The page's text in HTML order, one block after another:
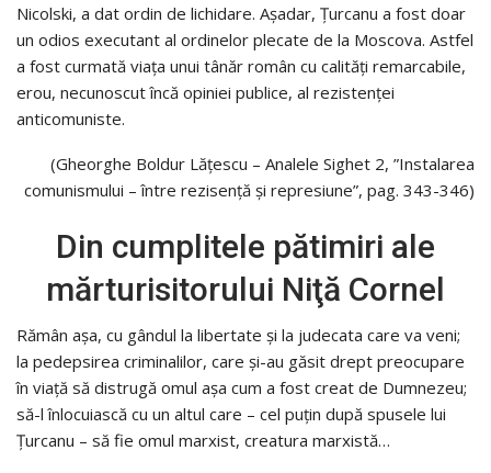
Nicolski, a dat ordin de lichidare. Așadar, Țurcanu a fost doar
un odios executant al ordinelor plecate de la Moscova. Astfel
a fost curmată viața unui tânăr român cu calități remarcabile,
erou, necunoscut încă opiniei publice, al rezistenței
anticomuniste.
(Gheorghe Boldur Lățescu – Analele Sighet 2, ”Instalarea
comunismului – între rezisență și represiune”, pag. 343-346)
Din cumplitele pătimiri ale
mărturisitorului Niţă Cornel
Rămân aşa, cu gândul la libertate şi la judecata care va veni;
la pedepsirea criminalilor, care şi-au găsit drept preocupare
în viaţă să distrugă omul aşa cum a fost creat de Dumnezeu;
să-l înlocuiască cu un altul care – cel puţin după spusele lui
Ţurcanu – să fie omul mar­xist, creatura marxistă…